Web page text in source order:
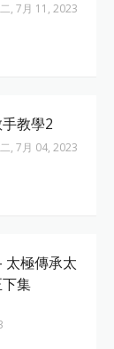
, 7月 11, 2023
教學2
, 7月 04, 2023
太極傳承太
集